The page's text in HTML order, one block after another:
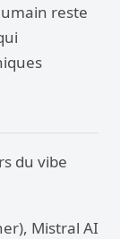
reste
du vibe
Mistral AI